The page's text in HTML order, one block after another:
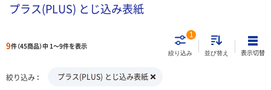
プラス(PLUS) とじ込み表紙
9件（45商品）中 1～9件を表示
絞り込み
1
並び替え 表示切替
絞り込み プラス(PLUS) とじ込み表紙